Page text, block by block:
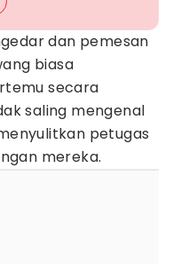
dan pemesan
biasa
secara
saling mengenal
petugas
mereka.